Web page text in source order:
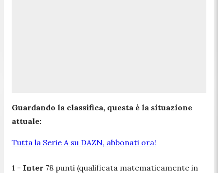
Guardando la classifica, questa è la situazione
attuale:
Tutta la Serie A su DAZN, abbonati ora!
1 - Inter 78 punti (qualificata matematicamente in